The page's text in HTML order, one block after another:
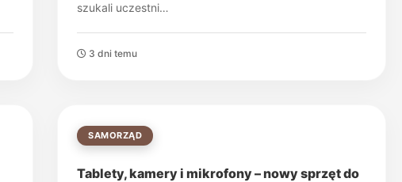
szukali uczestni…
3 dni temu
SAMORZĄD
Tablety, kamery i mikrofony – nowy sprzęt do